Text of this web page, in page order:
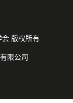
版权所有
限公司